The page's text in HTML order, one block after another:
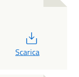
Scarica